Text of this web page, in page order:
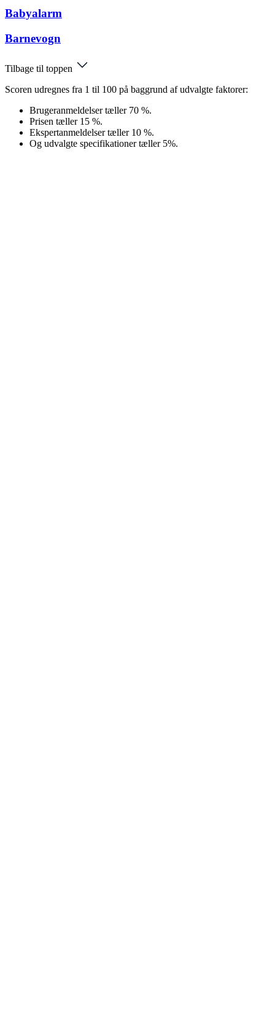
Babyalarm
Barnevogn
Tilbage til toppen
Scoren udregnes fra 1 til 100 på baggrund af udvalgte faktorer:
Brugeranmeldelser tæller 70 %.
Prisen tæller 15 %.
Ekspertanmeldelser tæller 10 %.
Og udvalgte specifikationer tæller 5%.